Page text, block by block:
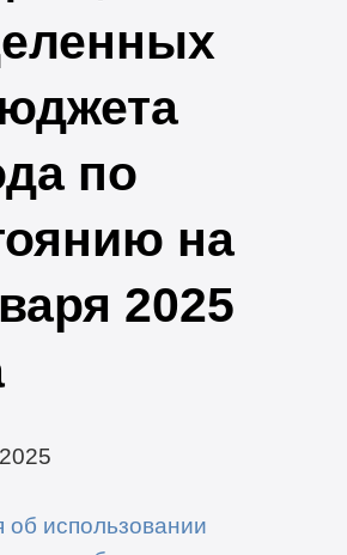
по
на
2025
об использовании